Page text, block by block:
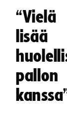
“Vielä
lisää
pallon